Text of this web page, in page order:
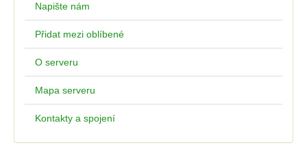
Napište nám
Přidat mezi oblíbené
O serveru
Mapa serveru
Kontakty a spojení